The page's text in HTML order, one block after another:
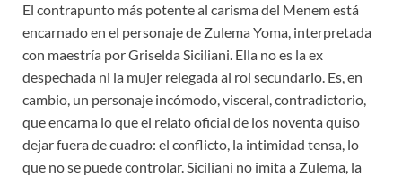
El contrapunto más potente al carisma del Menem está
encarnado en el personaje de Zulema Yoma, interpretada
con maestría por Griselda Siciliani. Ella no es la ex
despechada ni la mujer relegada al rol secundario. Es, en
cambio, un personaje incómodo, visceral, contradictorio,
que encarna lo que el relato oficial de los noventa quiso
dejar fuera de cuadro: el conflicto, la intimidad tensa, lo
que no se puede controlar. Siciliani no imita a Zulema, la